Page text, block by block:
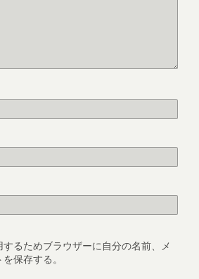
るためブラウザーに自分の名前、メ
保存する。